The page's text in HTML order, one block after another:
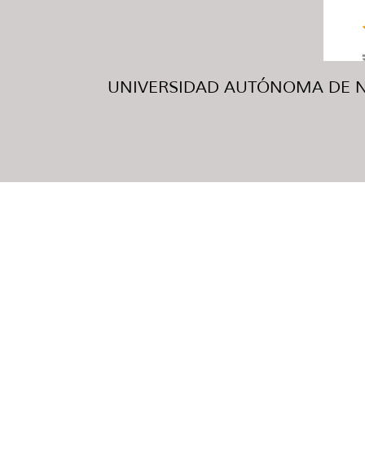
UNIVERSIDAD AUTÓNOMA DE